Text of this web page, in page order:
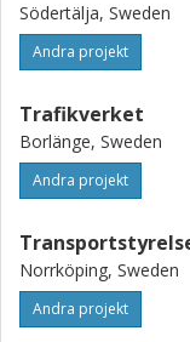
Södertälja, Sweden
Andra projekt
Trafikverket
Borlänge, Sweden
Andra projekt
Norrköping, Sweden
Andra projekt